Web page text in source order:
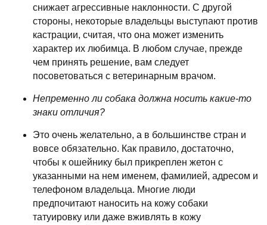
снижает агрессивные наклонности. С другой
стороны, некоторые владельцы выступают против
кастрации, считая, что она может изменить
характер их любимца. В любом случае, прежде
чем принять решение, вам следует
посоветоваться с ветеринарным врачом.
Непременно ли собака должна носить какие-то
знаки отличия?
Это очень желательно, а в большинстве стран и
вовсе обязательно. Как правило, достаточно,
чтобы к ошейнику был прикреплен жетон с
указанными на нем именем, фамилией, адресом и
телефоном владельца. Многие люди
предпочитают наносить на кожу собаки
татуировку или даже вживлять в кожу